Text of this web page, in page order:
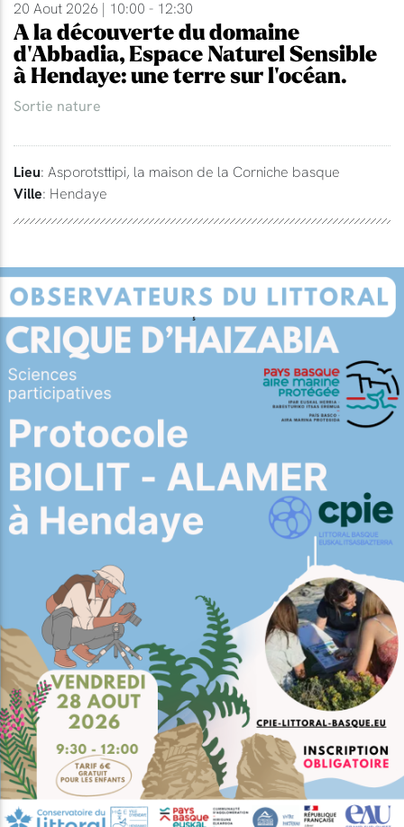
20 Aout 2026 | 10:00 - 12:30
A la découverte du domaine
d'Abbadia, Espace Naturel Sensible
à Hendaye: une terre sur l'océan.
Sortie nature
Lieu: Asporotsttipi, la maison de la Corniche basque
Ville: Hendaye